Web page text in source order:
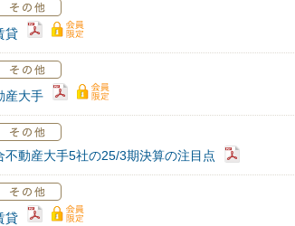
貸
産大手
不動産大手5社の25/3期決算の注目点
貸